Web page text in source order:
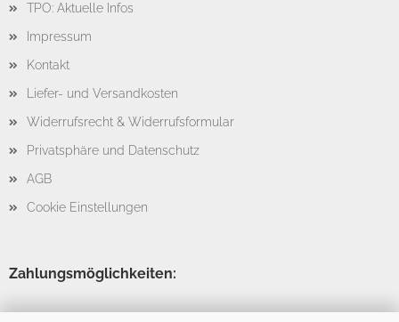
TPO: Aktuelle Infos
Impressum
Kontakt
Liefer- und Versandkosten
Widerrufsrecht & Widerrufsformular
Privatsphäre und Datenschutz
AGB
Cookie Einstellungen
Zahlungsmöglichkeiten: